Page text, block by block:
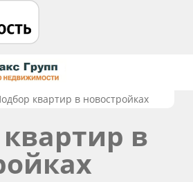
квартир в новостройках
в